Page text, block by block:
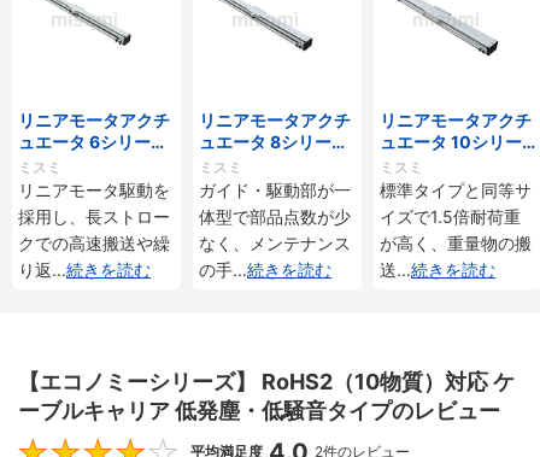
リニアモータアクチ
ュエータ 6シリーズ
標準タイプ インクリ
メンタル・アブソリ
ュート仕様
ミスミ
リニアモータ駆動を
採用し、長ストロー
クでの高速搬送や繰
り返...続きを読む
リニアモータアクチ
ュエータ 8シリーズ
標準タイプ インクリ
メンタル・アブソリ
ュート仕様
ミスミ
ガイド・駆動部が一
体型で部品点数が少
なく、メンテナンス
の手...続きを読む
リニアモータアクチ
ュエータ 10シリー
ズ 標準タイプ 重荷
重 インクリメンタ
ル・アブソリュート
仕様
ミスミ
標準タイプと同等サ
イズで1.5倍耐荷重
が高く、重量物の搬
送...続きを読む
【エコノミーシリーズ】 RoHS2（10物質）対応 ケ
ーブルキャリア 低発塵・低騒音タイプのレビュー
4
平均満足度 2件のレビュー